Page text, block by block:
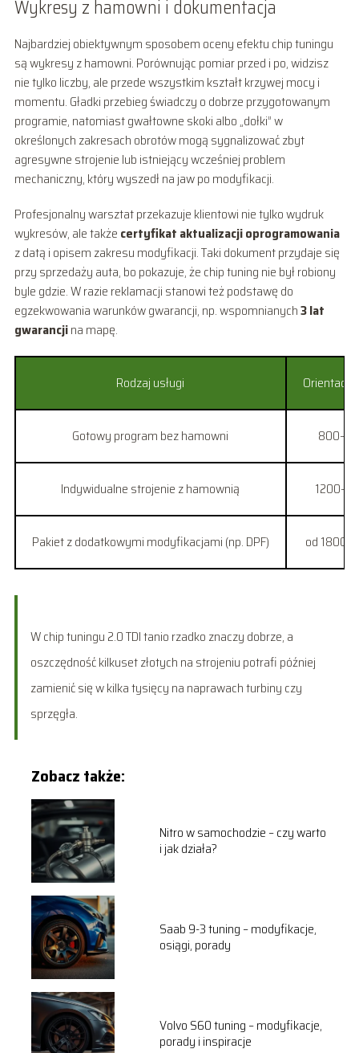
Wykresy z hamowni i dokumentacja
Najbardziej obiektywnym sposobem oceny efektu chip tuningu
są wykresy z hamowni. Porównując pomiar przed i po, widzisz
nie tylko liczby, ale przede wszystkim kształt krzywej mocy i
momentu. Gładki przebieg świadczy o dobrze przygotowanym
programie, natomiast gwałtowne skoki albo „dołki” w
określonych zakresach obrotów mogą sygnalizować zbyt
agresywne strojenie lub istniejący wcześniej problem
mechaniczny, który wyszedł na jaw po modyfikacji.
Profesjonalny warsztat przekazuje klientowi nie tylko wydruk
wykresów, ale także certyfikat aktualizacji oprogramowania
z datą i opisem zakresu modyfikacji. Taki dokument przydaje się
przy sprzedaży auta, bo pokazuje, że chip tuning nie był robiony
byle gdzie. W razie reklamacji stanowi też podstawę do
egzekwowania warunków gwarancji, np. wspomnianych3 lat
gwarancjina mapę.
Rodzaj usługi
Gotowy program bez hamowni
Indywidualne strojenie z hamownią
Pakiet z dodatkowymi modyfikacjami (np. DPF) od 1800
W chip tuningu 2.0 TDI tanio rzadko znaczy dobrze, a
oszczędność kilkuset złotych na strojeniu potrafi później
zamienić się w kilka tysięcy na naprawach turbiny czy
sprzęgła.
Zobacz także:
Nitro w samochodzie – czy warto
i jak działa?
Saab 9-3 tuning – modyfikacje,
osiągi, porady
Volvo S60 tuning – modyfikacje,
porady i inspiracje